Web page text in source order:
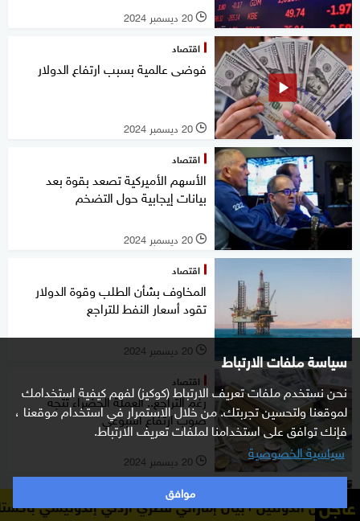
سياسة ملفات الارتباط
نحن نستخدم ملفات تعريف الارتباط (كوكيز) لفهم كيفية استخدامك
لموقعنا ولتحسين تجربتك. من خلال الاستمرار في استخدام موقعنا ،
فإنك توافق على استخدامنا لملفات تعريف الارتباط.
سياسية الخصوصية
موافق
l 20 ديسمبر 2024
اقتصاد
فوضى عالمية بسبب ارتفاع الدولار
l 20 ديسمبر 2024
اقتصاد
الأسهم الأميركية تصعد بقوة بعد
بيانات إيجابية حول التضخم
l 20 ديسمبر 2024
اقتصاد
المخاوف بشأن الطلب وقوة الدولار
تقود أسعار النفط للتراجع
l 20 ديسمبر 2024
اقتصاد
رغم التراجع.. العملة الخضراء تتجه
صوب ارتفاع أسبوعي
l 20 ديسمبر 2024
خاص عاجل
بيان إماراتي قطري أردني إندونيسي باكستاني تركي